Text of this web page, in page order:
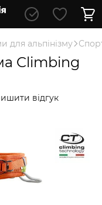
для альпінізму
Climbing
відгук